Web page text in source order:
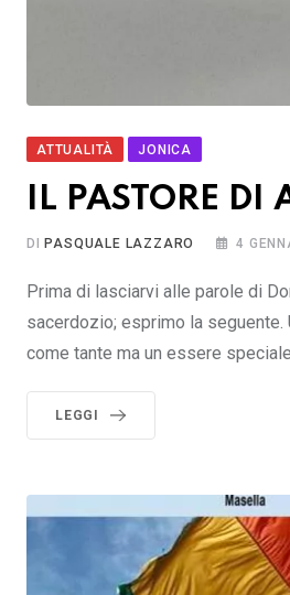
ATTUALITÀ JONICA
IL PASTORE DI
DI PASQUALE LAZZARO 4
Prima di lasciarvi alle parole di
sacerdozio; esprimo la seguente.
come tante ma un essere
LEGGI